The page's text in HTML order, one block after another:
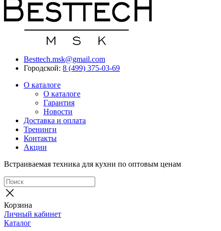
Besttech.msk@gmail.com
Городской: 8 (499) 375-03-69
О каталоге
О каталоге
Гарантия
Новости
Доставка и оплата
Тренинги
Контакты
Акции
Встраиваемая техника для кухни по оптовым ценам
Корзина
Личный кабинет
Каталог